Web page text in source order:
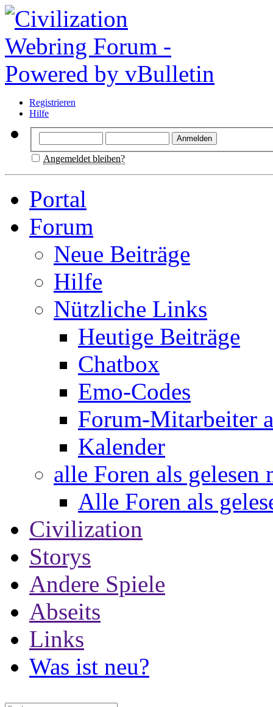
Registrieren
Hilfe
Angemeldet bleiben?
Portal
Forum
Neue Beiträge
Hilfe
Nützliche Links
Heutige Beiträge
Chatbox
Emo-Codes
Forum-Mitarbeiter
Kalender
alle Foren als gelesen
Alle Foren als
Civilization
Storys
Andere Spiele
Abseits
Links
Was ist neu?